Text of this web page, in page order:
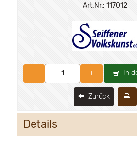
Art.Nr.: 117012
– + In
Zurück
Details